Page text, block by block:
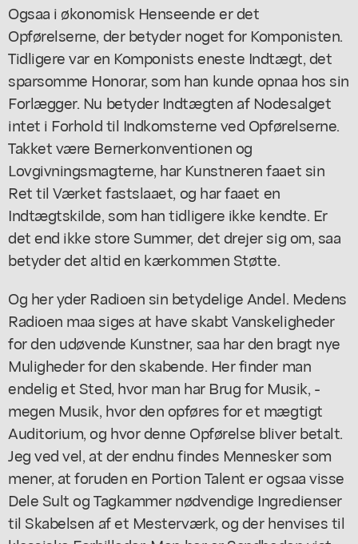
Ogsaa i økonomisk Henseende er det
Opførelserne, der betyder noget for Komponisten.
Tidligere var en Komponists eneste Indtægt, det
sparsomme Honorar, som han kunde opnaa hos sin
Forlægger. Nu betyder Indtægten af Nodesalget
intet i Forhold til Indkomsterne ved Opførelserne.
Takket være Bernerkonventionen og
Lovgivningsmagterne, har Kunstneren faaet sin
Ret til Værket fastslaaet, og har faaet en
Indtægtskilde, som han tidligere ikke kendte. Er
det end ikke store Summer, det drejer sig om, saa
betyder det altid en kærkommen Støtte.
Og her yder Radioen sin betydelige Andel. Medens
Radioen maa siges at have skabt Vanskeligheder
for den udøvende Kunstner, saa har den bragt nye
Muligheder for den skabende. Her finder man
endelig et Sted, hvor man har Brug for Musik, -
megen Musik, hvor den opføres for et mægtigt
Auditorium, og hvor denne Opførelse bliver betalt.
Jeg ved vel, at der endnu findes Mennesker som
mener, at foruden en Portion Talent er ogsaa visse
Dele Sult og Tagkammer nødvendige Ingredienser
til Skabelsen af et Mesterværk, og der henvises til